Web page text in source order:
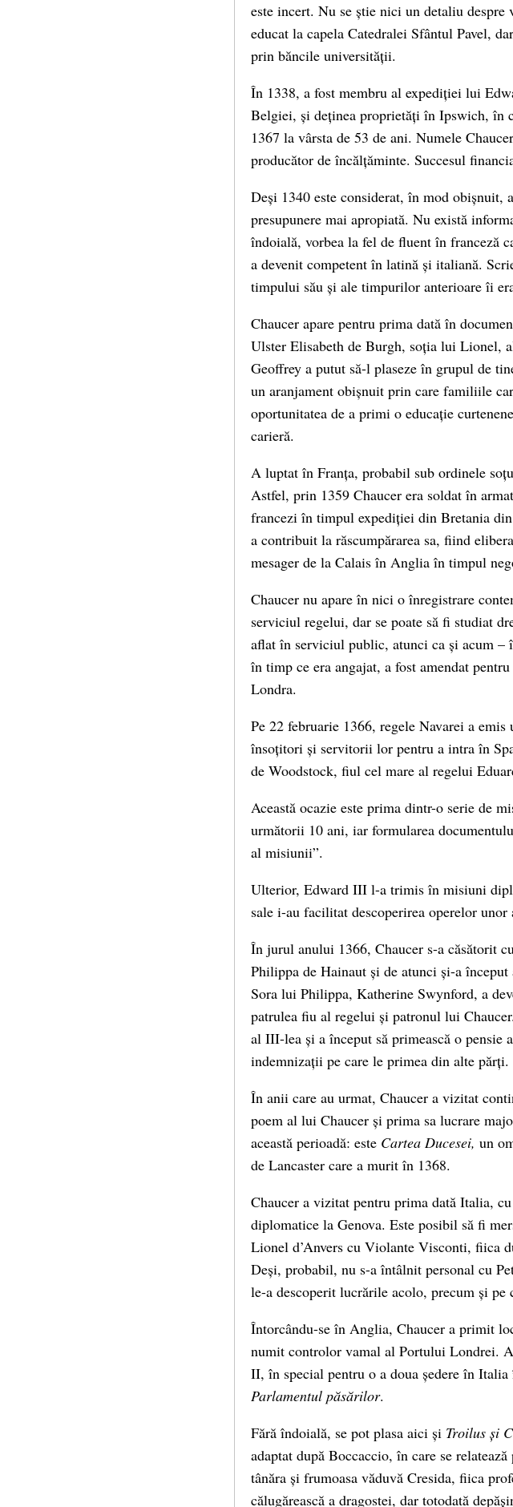
este incert. Nu se știe nici un detaliu
educat la capela Catedralei Sfântul Pavel,
prin băncile universității.
În 1338, a fost membru al expediției lui
Belgiei, și deținea proprietăți în Ipswich,
1367 la vârsta de 53 de ani. Numele
producător de încălțăminte. Succesul
Deși 1340 este considerat, în mod
presupunere mai apropiată. Nu există
îndoială, vorbea la fel de fluent în franceză
a devenit competent în latină și italiană.
timpului său și ale timpurilor anterioare îi
Chaucer apare pentru prima dată în
Ulster Elisabeth de Burgh, soția lui Lionel,
Geoffrey a putut să-l plaseze în grupul de
un aranjament obișnuit prin care familiile
oportunitatea de a primi o educație
carieră.
A luptat în Franța, probabil sub ordinele
Astfel, prin 1359 Chaucer era soldat în
francezi în timpul expediției din Bretania
a contribuit la răscumpărarea sa, fiind
mesager de la Calais în Anglia în timpul
Chaucer nu apare în nici o înregistrare
serviciul regelui, dar se poate să fi studiat
aflat în serviciul public, atunci ca și acum –
în timp ce era angajat, a fost amendat
Londra.
Pe 22 februarie 1366, regele Navarei a
însoțitori și servitorii lor pentru a intra în
de Woodstock, fiul cel mare al regelui
Această ocazie este prima dintr-o serie de
următorii 10 ani, iar formularea
al misiunii”.
Ulterior, Edward III l-a trimis în misiuni
sale i-au facilitat descoperirea operelor
În jurul anului 1366, Chaucer s-a căsătorit
Philippa de Hainaut și de atunci și-a început
Sora lui Philippa, Katherine Swynford, a
patrulea fiu al regelui și patronul lui
al III-lea și a început să primească o
indemnizații pe care le primea din alte părți.
În anii care au urmat, Chaucer a vizitat
poem al lui Chaucer și prima sa lucrare
această perioadă: este Cartea Ducesei, un
de Lancaster care a murit în 1368.
Chaucer a vizitat pentru prima dată Italia,
diplomatice la Genova. Este posibil să fi
Lionel d’Anvers cu Violante Visconti, fiica
Deși, probabil, nu s-a întâlnit personal cu
le-a descoperit lucrările acolo, precum și
Întorcându-se în Anglia, Chaucer a primit
numit controlor vamal al Portului Londrei.
II, în special pentru o a doua ședere în
Parlamentul păsărilor.
Fără îndoială, se pot plasa aici și Troilus și
adaptat după Boccaccio, în care se
tânăra și frumoasa văduvă Cresida, fiica
călugărească a dragostei, dar totodată